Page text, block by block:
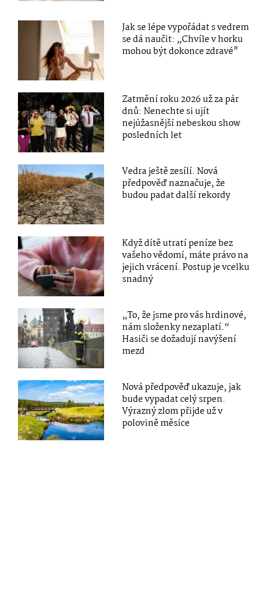
Jak se lépe vypořádat s vedrem
se dá naučit: „Chvíle v horku
mohou být dokonce zdravé"
Zatmění roku 2026 už za pár
dnů: Nenechte si ujít
nejúžasnější nebeskou show
posledních let
Vedra ještě zesílí. Nová
předpověď naznačuje, že
budou padat další rekordy
Když dítě utratí peníze bez
vašeho vědomí, máte právo na
jejich vrácení. Postup je vcelku
snadný
„To, že jsme pro vás hrdinové,
nám složenky nezaplatí.“
Hasiči se dožadují navýšení
mezd
Nová předpověď ukazuje, jak
bude vypadat celý srpen.
Výrazný zlom přijde už v
polovině měsíce